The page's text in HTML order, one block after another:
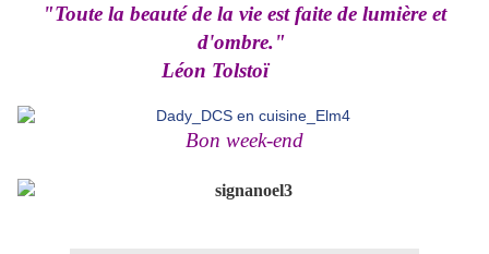
"Toute la beauté de la vie est faite de lumière et
d'ombre."
Léon Tolstoï
Bon week-end